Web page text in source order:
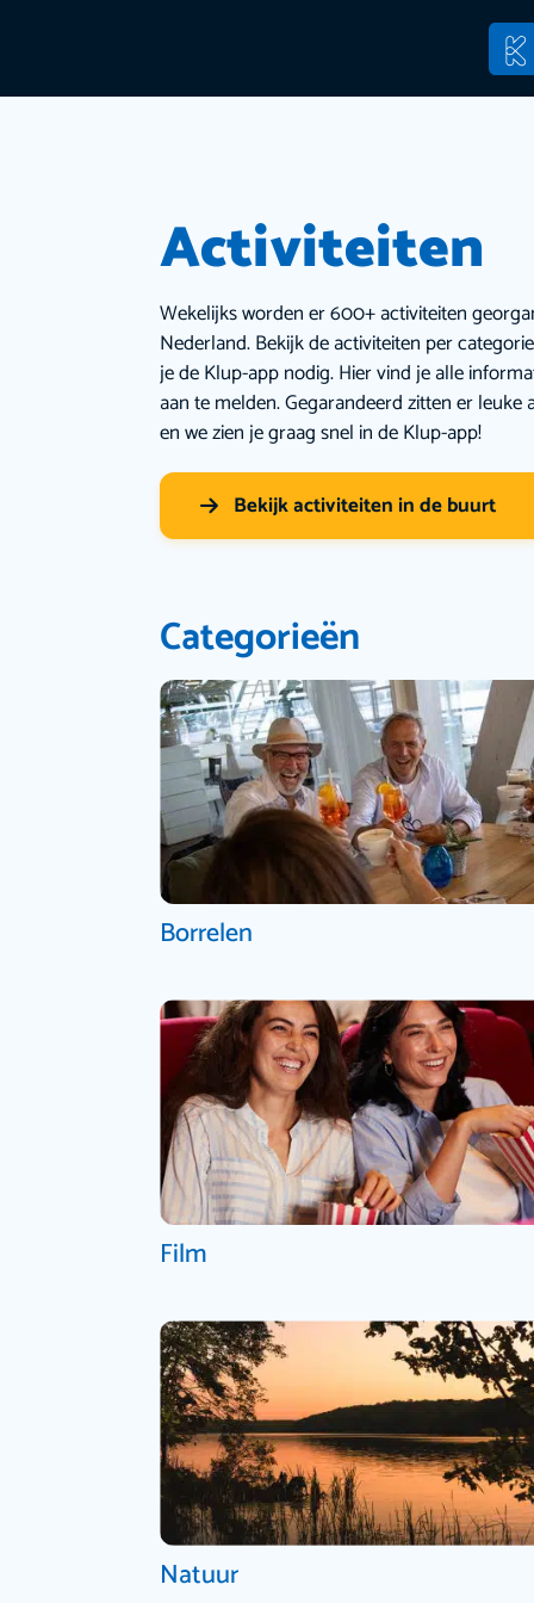
Activiteiten
Wekelijks worden er 600+ activiteiten
Nederland. Bekijk de activiteiten per
je de Klup-app nodig. Hier vind je alle
aan te melden. Gegarandeerd zitten er
en we zien je graag snel in de Klup-app!
Bekijk activiteiten in de buurt
Categorieën
Borrelen
Film
Natuur